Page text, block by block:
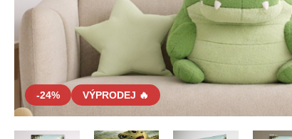
-24% VÝPRODEJ 🔥